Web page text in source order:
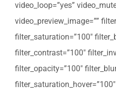
video_loop=”yes”
video_preview_image=””
filter_saturation=”100″
filter_contrast=”100″
filter_opacity=”100″
filter_saturation_hover=”100″